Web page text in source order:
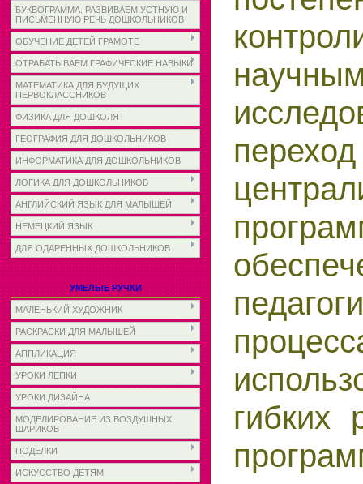
БУКВОГРАММА. РАЗВИВАЕМ УСТНУЮ И
ПИСЬМЕННУЮ РЕЧЬ ДОШКОЛЬНИКОВ
ОБУЧЕНИЕ ДЕТЕЙ ГРАМОТЕ
ОТРАБАТЫВАЕМ ГРАФИЧЕСКИЕ НАВЫКИ
МАТЕМАТИКА ДЛЯ БУДУЩИХ
ПЕРВОКЛАССНИКОВ
ФИЗИКА ДЛЯ ДОШКОЛЯТ
ГЕОГРАФИЯ ДЛЯ ДОШКОЛЬНИКОВ
ИНФОРМАТИКА ДЛЯ ДОШКОЛЬНИКОВ
ЛОГИКА ДЛЯ ДОШКОЛЬНИКОВ
АНГЛИЙСКИЙ ЯЗЫК ДЛЯ МАЛЫШЕЙ
НЕМЕЦКИЙ ЯЗЫК
ДЛЯ ОДАРЕННЫХ ДОШКОЛЬНИКОВ
УМЕЛЫЕ РУЧКИ
МАЛЕНЬКИЙ ХУДОЖНИК
РАСКРАСКИ ДЛЯ МАЛЫШЕЙ
АППЛИКАЦИЯ
УРОКИ ЛЕПКИ
УРОКИ ДИЗАЙНА
МОДЕЛИРОВАНИЕ ИЗ ВОЗДУШНЫХ
ШАРИКОВ
ПОДЕЛКИ
ИСКУССТВО ДЕТЯМ
гибких